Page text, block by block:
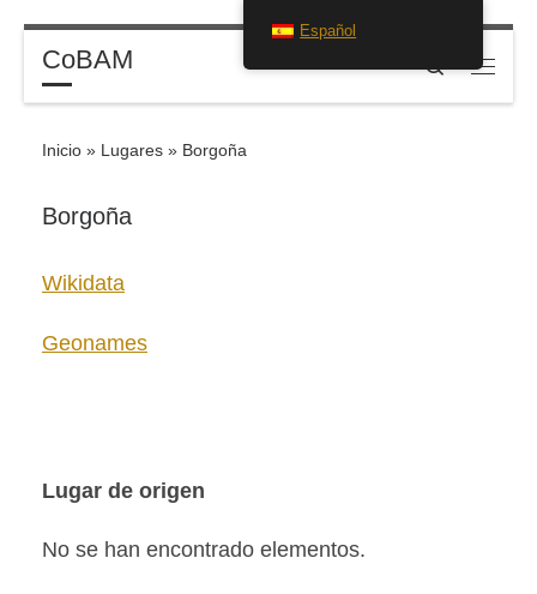
Saltar al contenido
CoBAM
Search
Inicio » Lugares » Borgoña
Borgoña
Wikidata
Geonames
Lugar de origen
No se han encontrado elementos.
Español